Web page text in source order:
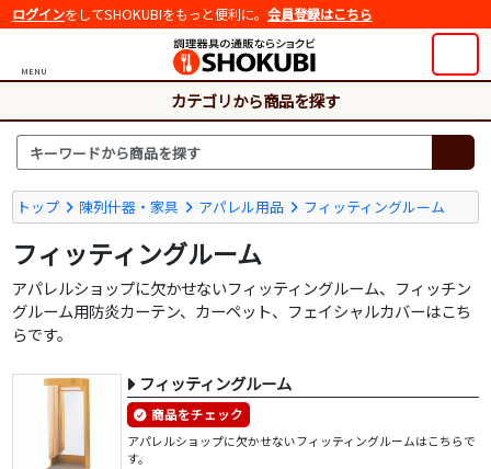
ログインをしてSHOKUBIをもっと便利に。 会員登録はこちら
MENU
カテゴリから商品を探す
トップ 陳列什器・家具 アパレル用品 フィッティングルーム
フィッティングルーム
アパレルショップに欠かせないフィッティングルーム、フィッチン
グルーム用防炎カーテン、カーペット、フェイシャルカバーはこち
らです。
フィッティングルーム
商品をチェック
アパレルショップに欠かせないフィッティングルームはこちらで
す。